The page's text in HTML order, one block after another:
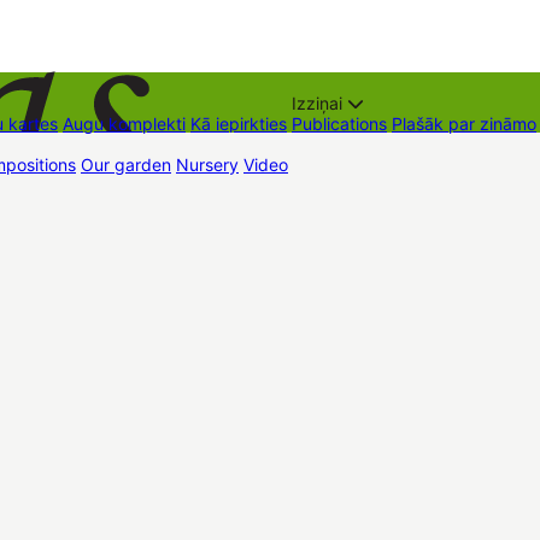
kartes Augu komplekti Kā iepirkties
Izziņai
Publications Plašāk par zināmo
Our garden Nursery Video